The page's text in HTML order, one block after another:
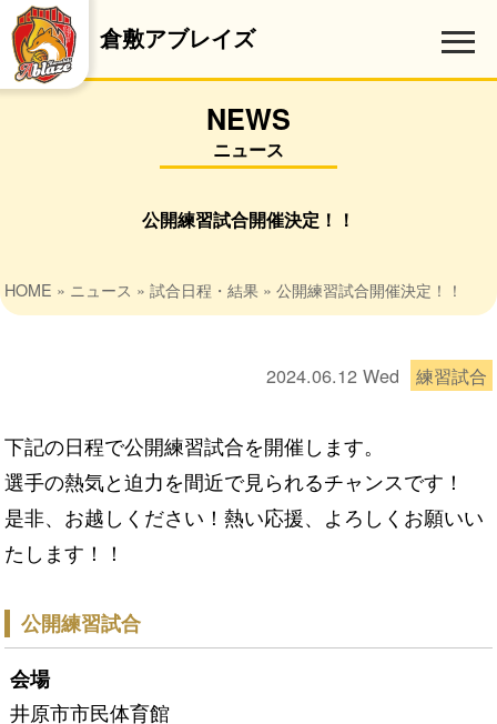
倉敷アブレイズ
NEWS
ニュース
公開練習試合開催決定！！
HOME » ニュース »試合日程・結果 » 公開練習試合開催決定！！
2024.06.12 Wed 練習試合
下記の日程で公開練習試合を開催します。
選手の熱気と迫力を間近で見られるチャンスです！
是非、お越しください！熱い応援、よろしくお願いい
たします！！
公開練習試合
会場
井原市市民体育館